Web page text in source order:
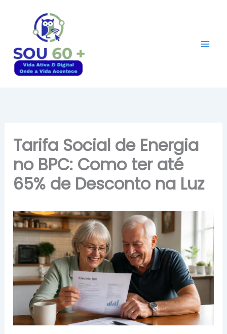
conteúdo
Tarifa Social de Energia
no BPC: Como ter até
65% de Desconto na Luz